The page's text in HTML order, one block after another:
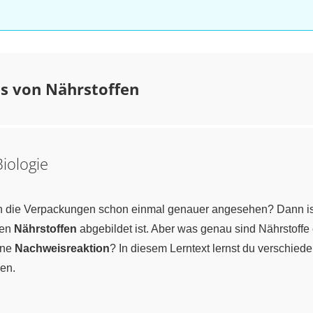
von Nährstoffen
Verpackungen schon einmal genauer angesehen? Dann
Nährstoffen abgebildet ist. Aber was genau sind
Nachweisreaktion? In diesem Lerntext lernst du